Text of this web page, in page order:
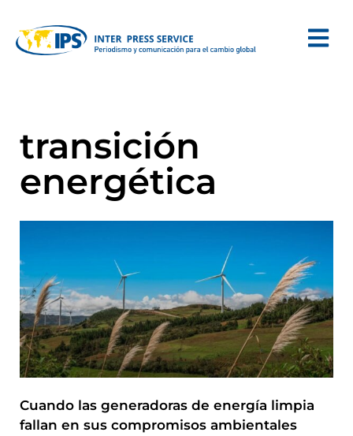
transición
energética
Cuando las generadoras de energía limpia
fallan en sus compromisos ambientales